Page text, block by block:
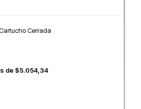
Cerrada
de $5.054,34